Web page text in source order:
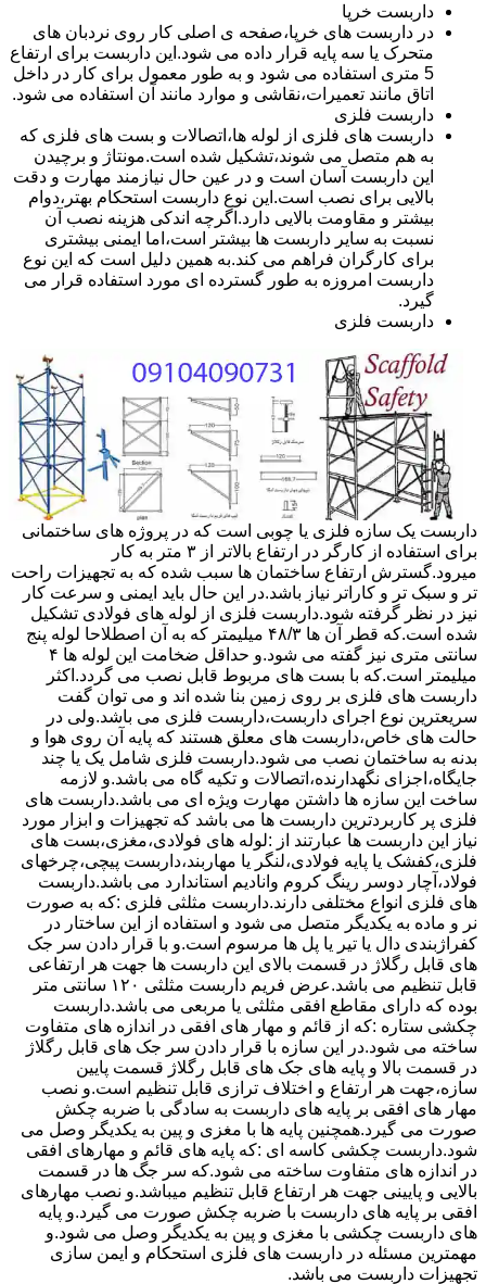
داربست خرپا
در داربست های خرپا،صفحه ی اصلی کار روی نردبان های
متحرک یا سه پایه قرار داده می شود.این داربست برای ارتفاع
5 متری استفاده می شود و به طور معمول برای کار در داخل
اتاق مانند تعمیرات،نقاشی و موارد مانند آن استفاده می شود.
داربست فلزی
داربست های فلزی از لوله ها،اتصالات و بست های فلزی که
به هم متصل می شوند،تشکیل شده است.مونتاژ و برچیدن
این داربست آسان است و در عین حال نیازمند مهارت و دقت
بالایی برای نصب است.این نوع داربست استحکام بهتر،دوام
بیشتر و مقاومت بالایی دارد.اگرچه اندکی هزینه نصب آن
نسبت به سایر داربست ها بیشتر است،اما ایمنی بیشتری
برای کارگران فراهم می کند.به همین دلیل است که این نوع
داربست امروزه به طور گسترده ای مورد استفاده قرار می
گیرد.
داربست فلزی
داربست یک سازه فلزی یا چوبی است که در پروژه های ساختمانی
برای استفاده از کارگر در ارتفاع بالاتر از ۳ متر به کار
میرود.گسترش ارتفاع ساختمان ها سبب شده که به تجهیزات راحت
تر و سبک تر و کاراتر نیاز باشد.در این حال باید ایمنی و سرعت کار
نیز در نظر گرفته شود.داربست فلزی از لوله های فولادی تشکیل
شده است.که قطر آن ها ۴۸/۳ میلیمتر که به آن اصطلاحا لوله پنج
سانتی متری نیز گفته می شود.و حداقل ضخامت این لوله ها ۴
میلیمتر است.که با بست های مربوط قابل نصب می گردد.اکثر
داربست های فلزی بر روی زمین بنا شده اند و می توان گفت
سریعترین نوع اجرای داربست،داربست فلزی می باشد.ولی در
حالت های خاص،داربست های معلق هستند که پایه آن روی هوا و
بدنه به ساختمان نصب می شود.داربست فلزی شامل یک یا چند
جایگاه،اجزای نگهدارنده،اتصالات و تکیه گاه می باشد.و لازمه
ساخت این سازه ها داشتن مهارت ویژه ای می باشد.داربست های
فلزی پر کاربردترین داربست ها می باشد که تجهیزات و ابزار مورد
نیاز این داربست ها عبارتند از :لوله های فولادی،مغزی،بست های
فلزی،کفشک یا پایه فولادی،لنگر یا مهاربند،داربست پیچی،چرخهای
فولاد،آچار دوسر رینگ کروم وانادیم استاندارد می باشد.داربست
های فلزی انواع مختلفی دارند.داربست مثلثی فلزی :که به صورت
نر و ماده به یکدیگر متصل می شود و استفاده از این ساختار در
کفراژبندی دال یا تیر یا پل ها مرسوم است.و با قرار دادن سر جک
های قابل رگلاژ در قسمت بالای این داربست ها جهت هر ارتفاعی
قابل تنظیم می باشد.عرض فریم داربست مثلثی ۱۲۰ سانتی متر
بوده که دارای مقاطع افقی مثلثی یا مربعی می باشد.داربست
چکشی ستاره :که از قائم و مهار های افقی در اندازه های متفاوت
ساخته می شود.در این سازه با قرار دادن سر جک های قابل رگلاژ
در قسمت بالا و پایه های جک های قابل رگلاژ قسمت پایین
سازه،جهت هر ارتفاع و اختلاف ترازی قابل تنظیم است.و نصب
مهار های افقی بر پایه های داربست به سادگی با ضربه چکش
صورت می گیرد.همچنین پایه ها با مغزی و پین به یکدیگر وصل می
شود.داربست چکشی کاسه ای :که پایه های قائم و مهارهای افقی
در اندازه های متفاوت ساخته می شود.که سر جگ ها در قسمت
بالایی و پایینی جهت هر ارتفاع قابل تنظیم میباشد.و نصب مهارهای
افقی بر پایه های داربست با ضربه چکش صورت می گیرد.و پایه
های داربست چکشی با مغزی و پین به یکدیگر وصل می شود.و
مهمترین مسئله در داربست های فلزی استحکام و ایمن سازی
تجهیزات داربست می باشد.